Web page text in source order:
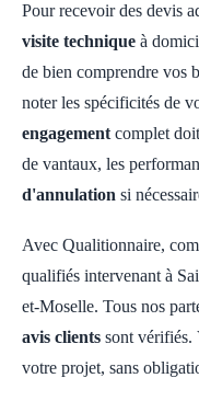
Pour recevoir des devis
visite technique à
de bien comprendre vos
noter les spécificités de
engagement complet
de vantaux, les
d'annulation si
Avec Qualitionnaire,
qualifiés intervenant à
et-Moselle. Tous nos
avis clients sont vérifiés.
votre projet, sans